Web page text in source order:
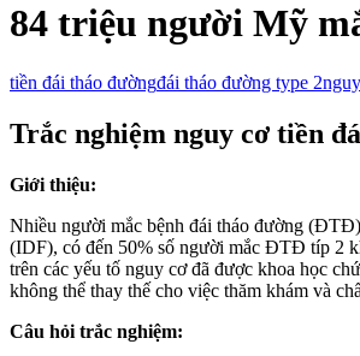
84 triệu người Mỹ
tiền đái tháo đườngđái tháo đường type 2
Trắc nghiệm nguy cơ tiền
Giới thiệu:
Nhiều người mắc bệnh đái tháo đường
(IDF), có đến 50% số người mắc ĐTĐ típ 2
trên các yếu tố nguy cơ đã được khoa học
không thể thay thế cho việc thăm khám và
Câu hỏi trắc nghiệm: